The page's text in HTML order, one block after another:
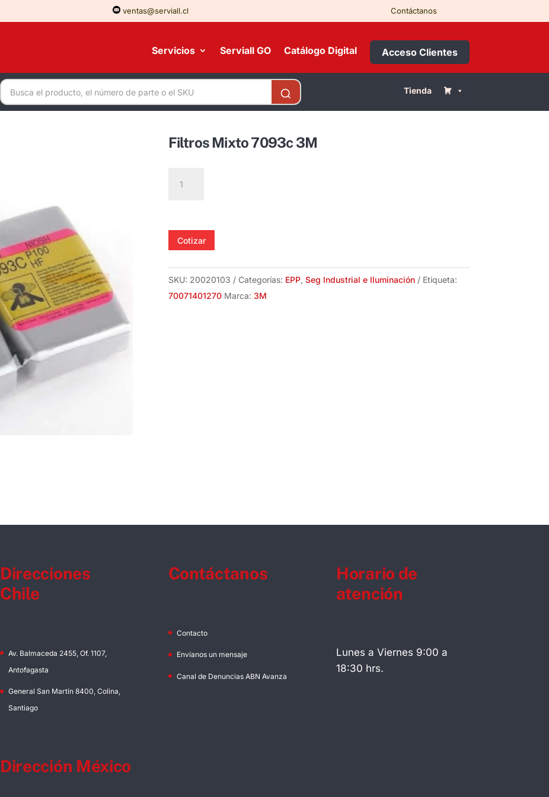
ventas@serviall.cl Contáctanos
Servicios Serviall GO Catálogo Digital Acceso Clientes
Tienda
Filtros Mixto 7093c 3M
Mixto
cantidad
Cotizar
SKU: 20020103 Categorías: EPP, Seg Industrial e Iluminación
Etiqueta:
70071401270 Marca: 3M
Direcciones
Chile
Av. Balmaceda 2455, Of. 1107,
Antofagasta
General San Martín 8400, Colina,
Santiago
Dirección México
Contáctanos
Contacto
Envíanos un mensaje
Canal de Denuncias ABN Avanza
Horario de
atención
Lunes a Viernes 9:00 a
18:30 hrs.